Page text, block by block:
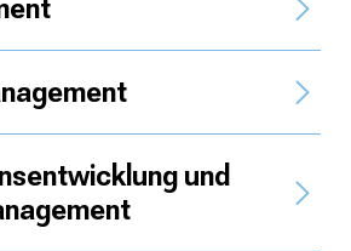
und